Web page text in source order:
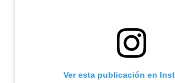
Ver esta publicación en